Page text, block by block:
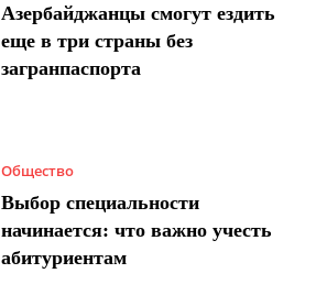
Азербайджанцы смогут ездить
еще в три страны без
загранпаспорта
Общество
Выбор специальности
начинается: что важно учесть
абитуриентам